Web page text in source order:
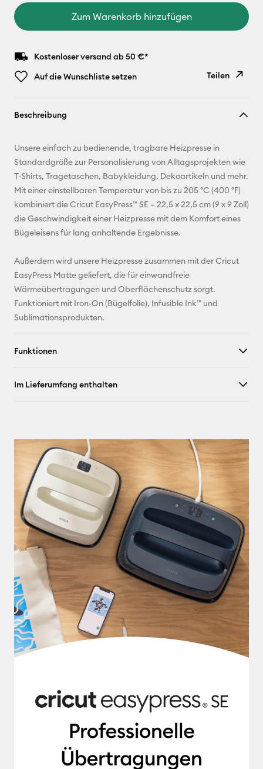
Zum Warenkorb hinzufügen
Kostenloser versand ab 50 €*
Auf die Wunschliste setzen
Teilen
E-Mail-
Adresse
Pinterest
Facebook
Beschreibung
Unsere einfach zu bedienende, tragbare Heizpresse in
Standardgröße zur Personalisierung von Alltagsprojekten wie
T-Shirts, Tragetaschen, Babykleidung, Dekoartikeln und mehr.
Mit einer einstellbaren Temperatur von bis zu 205 °C (400 °F)
kombiniert die Cricut EasyPress™ SE – 22,5 x 22,5 cm (9 x 9 Zoll)
die Geschwindigkeit einer Heizpresse mit dem Komfort eines
Bügeleisens für lang anhaltende Ergebnisse.
Außerdem wird unsere Heizpresse zusammen mit der Cricut
EasyPress Matte geliefert, die für einwandfreie
Wärmeübertragungen und Oberflächenschutz sorgt.
Funktioniert mit Iron-On (Bügelfolie), Infusible Ink™ und
Sublimationsprodukten.
Funktionen
Im Lieferumfang enthalten